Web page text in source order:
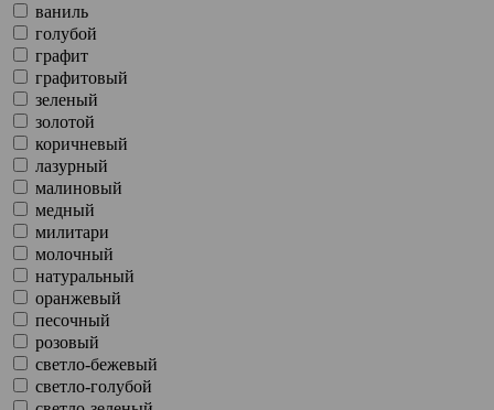
ваниль
голубой
графит
графитовый
зеленый
золотой
коричневый
лазурный
малиновый
медный
милитари
молочный
натуральный
оранжевый
песочный
розовый
светло-бежевый
светло-голубой